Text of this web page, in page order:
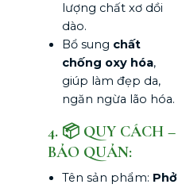
lượng chất xơ dồi
dào.
Bổ sung chất
chống oxy hóa,
giúp làm đẹp da,
ngăn ngừa lão hóa.
4. 📦 QUY CÁCH –
BẢO QUẢN:
Tên sản phẩm: Phở